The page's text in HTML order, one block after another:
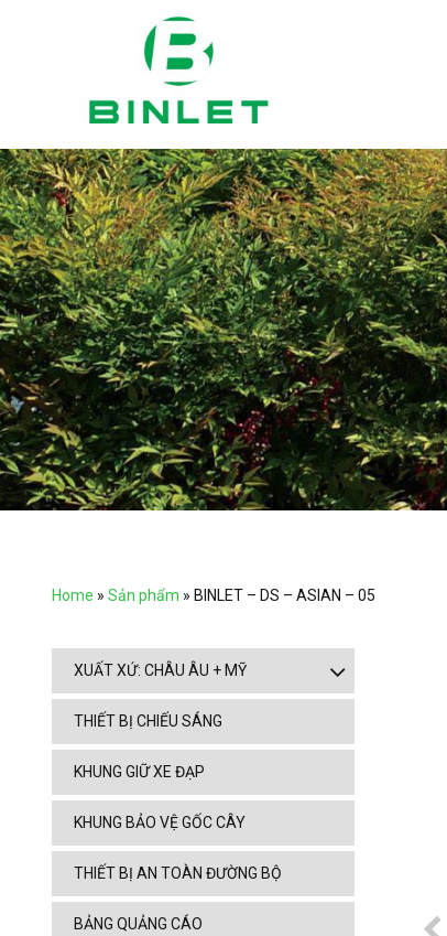
Home » Sản phẩm » BINLET – DS – ASIAN – 05
XUẤT XỨ: CHÂU ÂU + MỸ
THIẾT BỊ CHIẾU SÁNG
KHUNG GIỮ XE ĐẠP
KHUNG BẢO VỆ GỐC CÂY
THIẾT BỊ AN TOÀN ĐƯỜNG BỘ
BẢNG QUẢNG CÁO